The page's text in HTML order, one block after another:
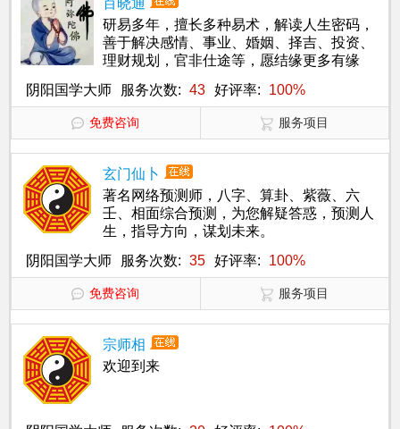
百晓通
研易多年，擅长多种易术，解读人生密码，
善于解决感情、事业、婚姻、择吉、投资、
理财规划，官非仕途等，愿结缘更多有缘
阴阳国学大师 服务次数: 43 好评率: 100%
免费咨询 服务项目
玄门仙卜
著名网络预测师，八字、算卦、紫薇、六
壬、相面综合预测，为您解疑答惑，预测人
生，指导方向，谋划未来。
阴阳国学大师
服务次数: 35 好评率: 100%
免费咨询 服务项目
宗师相
欢迎到来